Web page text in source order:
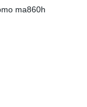
ma860h